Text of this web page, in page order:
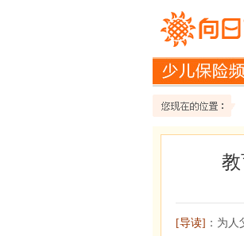
[导读] ：为